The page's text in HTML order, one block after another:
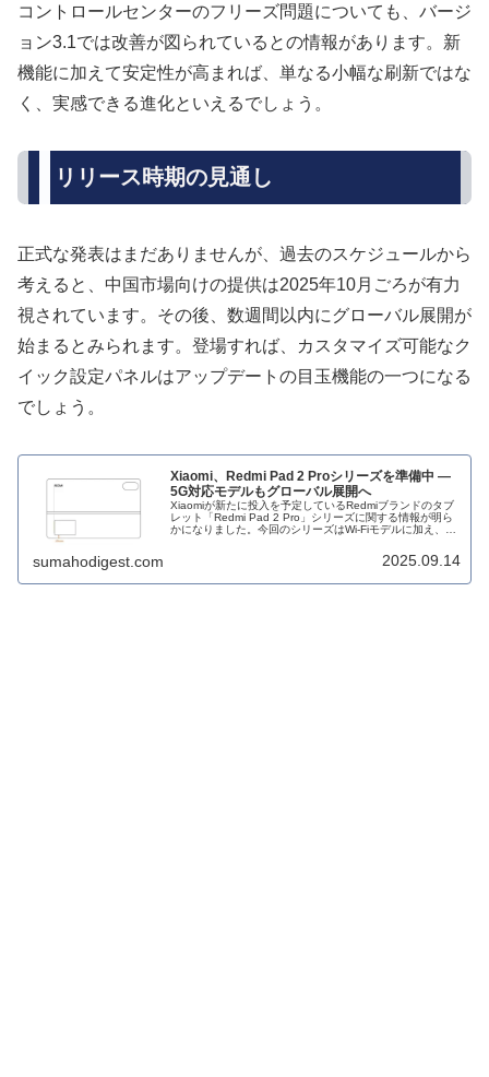
コントロールセンターのフリーズ問題についても、バージ
ョン3.1では改善が図られているとの情報があります。新
機能に加えて安定性が高まれば、単なる小幅な刷新ではな
く、実感できる進化といえるでしょう。
リリース時期の見通し
正式な発表はまだありませんが、過去のスケジュールから
考えると、中国市場向けの提供は2025年10月ごろが有力
視されています。その後、数週間以内にグローバル展開が
始まるとみられます。登場すれば、カスタマイズ可能なク
イック設定パネルはアップデートの目玉機能の一つになる
でしょう。
Xiaomi、Redmi Pad 2 Proシリーズを準備中 ―
5G対応モデルもグローバル展開へ
Xiaomiが新たに投入を予定しているRedmiブランドのタブ
レット「Redmi Pad 2 Pro」シリーズに関する情報が明ら
かになりました。今回のシリーズはWi-Fiモデルに加え、専
sumahodigest.com 2025.09.14